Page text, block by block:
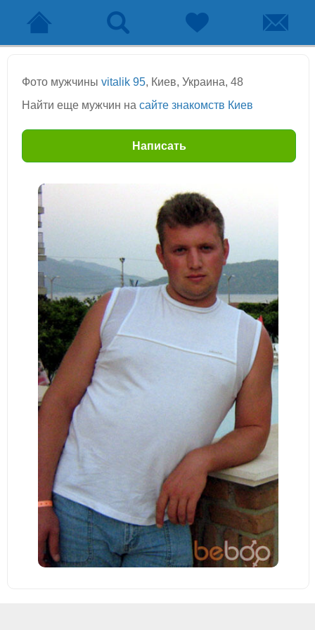
Фото мужчины vitalik 95, Киев, Украина, 48
Найти еще мужчин на сайте знакомств Киев
Написать